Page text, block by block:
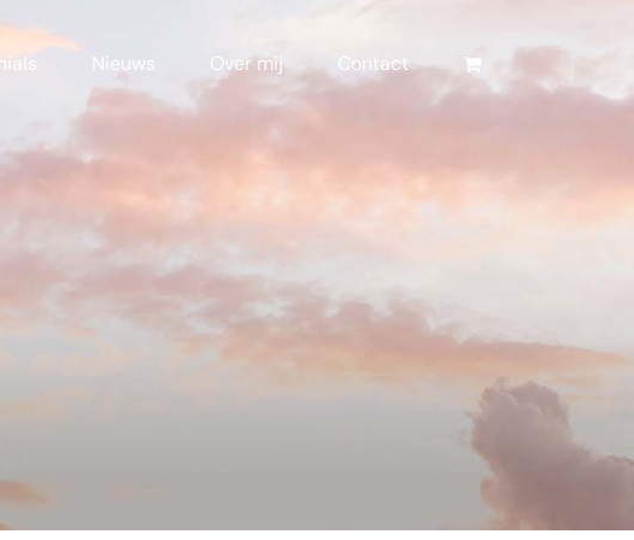
Nieuws Over mij Contact